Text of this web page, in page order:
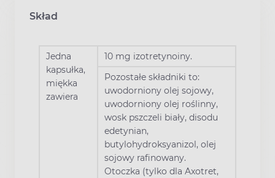
Skład
Jedna
kapsułka,
miękka
zawiera
10 mg izotretynoiny.
Pozostałe składniki to:
uwodorniony olej sojowy,
uwodorniony olej roślinny,
wosk pszczeli biały, disodu
edetynian,
butylohydroksyanizol, olej
sojowy rafinowany.
Otoczka (tylko dla Axotret,